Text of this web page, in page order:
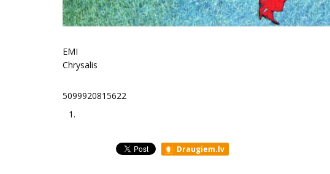
EMI
Chrysalis
5099920815622
1.
Draugiem.lv